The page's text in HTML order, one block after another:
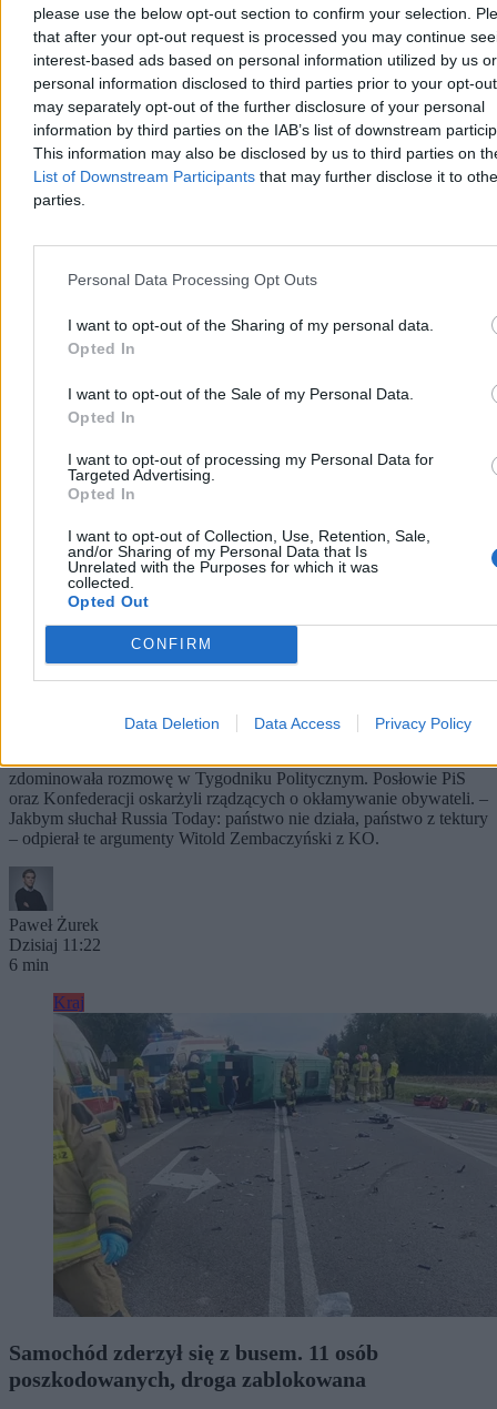
please use the below opt-out section to confirm your selection.
that after your opt-out request is processed you may continue
interest-based ads based on personal information utilized by us or
personal information disclosed to third parties prior to your opt-
may separately opt-out of the further disclosure of your personal
information by third parties on the IAB’s list of downstream
This information may also be disclosed by us to third parties on
List of Downstream Participants that may further disclose it to
parties.
Personal Data Processing Opt Outs
I want to opt-out of the Sharing of my personal data.
Opted In
I want to opt-out of the Sale of my Personal Data.
Opted In
I want to opt-out of processing my Personal Data for
Targeted Advertising.
Opted In
I want to opt-out of Collection, Use, Retention, Sale,
and/or Sharing of my Personal Data that Is
Unrelated with the Purposes for which it was
collected.
Opted Out
CONFIRM
Data Deletion Data Access Privacy Policy
Reklama
Reklama
Kraj
Kłótnia polityków o rakietę. Zembaczyński ostro
Kwestia niedziałających systemów ostrzegania oraz rakiety Ch-101,
zdominowała rozmowę w Tygodniku Politycznym. Posłowie PiS
oraz Konfederacji oskarżyli rządzących o okłamywanie obywateli. –
Jakbym słuchał Russia Today: państwo nie działa, państwo z tektury
– odpierał te argumenty Witold Zembaczyński z KO.
Paweł Żurek
Dzisiaj 11:22
6 min
Kraj
Samochód zderzył się z busem. 11 osób
poszkodowanych, droga zablokowana